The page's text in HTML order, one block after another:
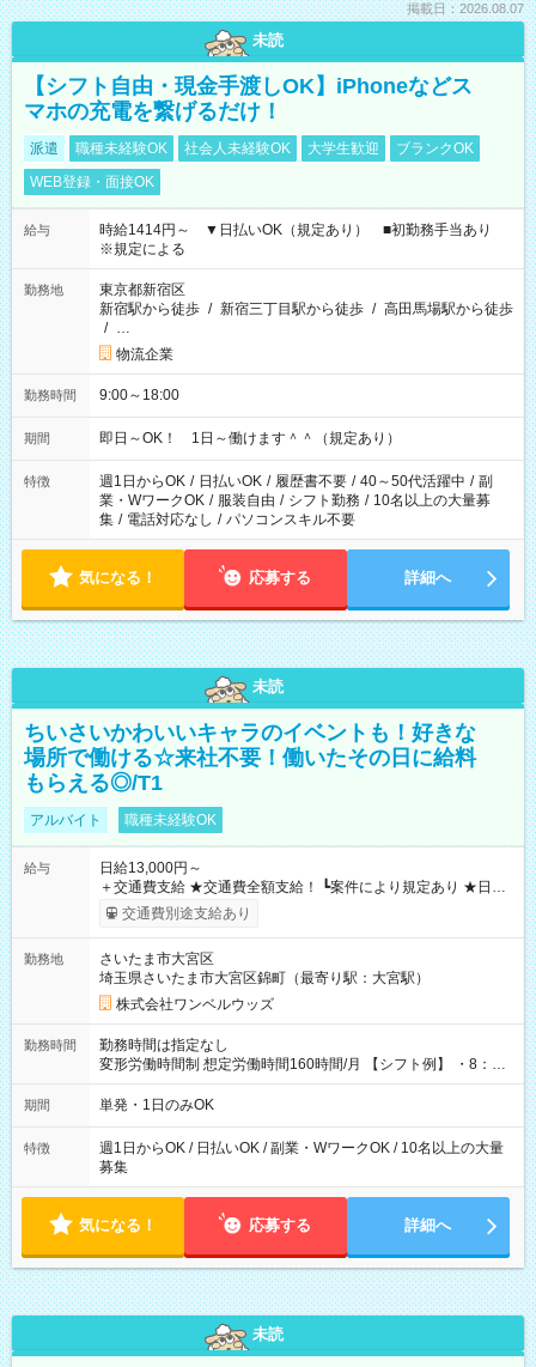
掲載日：2026.08.07
未読
【シフト自由・現金手渡しOK】iPhoneなどス
マホの充電を繋げるだけ！
派遣 職種未経験OK 社会人未経験OK 大学生歓迎
ブランクOK
WEB登録・面接OK
給与
時給1414円～ ▼日払いOK（規定あり） ■初勤務手当あり
※規定による
勤務地
東京都新宿区
新宿駅から徒歩 / 新宿三丁目駅から徒歩 / 高田馬場駅から徒歩
/ …
物流企業
勤務時間 9:00～18:00
期間 即日～OK！ 1日～働けます＾＾（規定あり）
特徴 週1日からOK / 日払いOK / 履歴書不要 / 40～50代活躍中 / 副
業・WワークOK / 服装自由 / シフト勤務 / 10名以上の大量募
集 / 電話対応なし / パソコンスキル不要
気になる！ 応募する 詳細へ
未読
ちいさいかわいいキャラのイベントも！好きな
場所で働ける☆来社不要！働いたその日に給料
もらえる◎/T1
アルバイト 職種未経験OK
給与
日給13,000円～
＋交通費支給 ★交通費全額支給！ ┗案件により規定あり ★日払
いOK！（規定あり） ┗働いたその日に現金GET♪ お仕事後はコ
ンビニATMから 日払い分を引き落とせます！ 【試用期間】試
交通費別途支給あり
勤務地
さいたま市大宮区
埼玉県さいたま市大宮区錦町（最寄り駅：大宮駅）
株式会社ワンベルウッズ
勤務時間
勤務時間は指定なし
変形労働時間制 想定労働時間160時間/月 【シフト例】 ・8：00
～21：00
期間 単発・1日のみOK
特徴
週1日からOK / 日払いOK / 副業・WワークOK / 10名以上の大量
募集
気になる！ 応募する 詳細へ
未読